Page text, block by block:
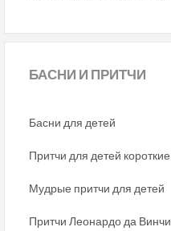
БАСНИ И ПРИТЧИ
Басни для детей
Притчи для детей короткие
Мудрые притчи для детей
Притчи Леонардо да Винчи